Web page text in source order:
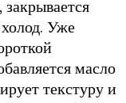
Уже
масло
текстуру и